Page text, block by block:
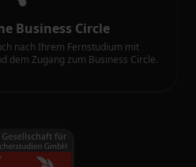
Business Circle
nach Ihrem Fernstudium mit
dem Zugang zum Business Circle.